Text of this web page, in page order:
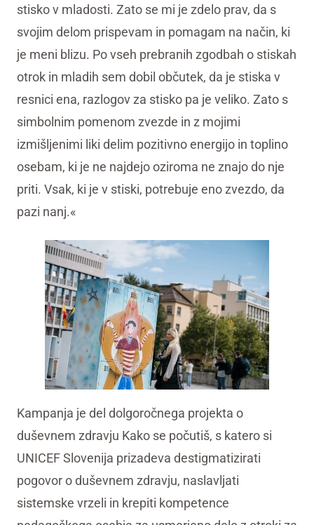
stisko v mladosti. Zato se mi je zdelo prav, da s
svojim delom prispevam in pomagam na način, ki
je meni blizu. Po vseh prebranih zgodbah o stiskah
otrok in mladih sem dobil občutek, da je stiska v
resnici ena, razlogov za stisko pa je veliko. Zato s
simbolnim pomenom zvezde in z mojimi
izmišljenimi liki delim pozitivno energijo in toplino
osebam, ki je ne najdejo oziroma ne znajo do nje
priti. Vsak, ki je v stiski, potrebuje eno zvezdo, da
pazi nanj.«
Kampanja je del dolgoročnega projekta o
duševnem zdravju Kako se počutiš, s katero si
UNICEF Slovenija prizadeva destigmatizirati
pogovor o duševnem zdravju, naslavljati
sistemske vrzeli in krepiti kompetence